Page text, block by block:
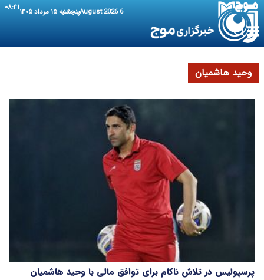
6 August 2026 پنجشنبه ۱۵ مرداد ۱۴۰۵ ۰۸:۴۱
وحید هاشمیان
پرسپولیس در تلاش ناکام برای توافق مالی با وحید هاشمیان